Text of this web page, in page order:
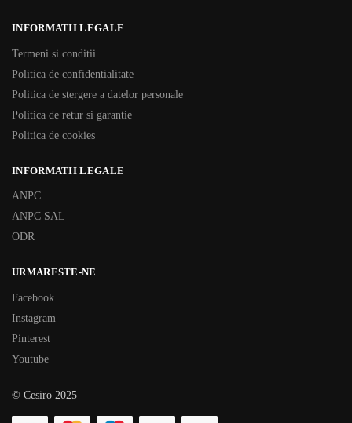
INFORMATII LEGALE
Termeni si conditii
Politica de confidentialitate
Politica de stergere a datelor personale
Politica de retur si garantie
Politica de cookies
INFORMATII LEGALE
ANPC
ANPC SAL
ODR
URMARESTE-NE
Facebook
Instagram
Pinterest
Youtube
© Cesiro 2025